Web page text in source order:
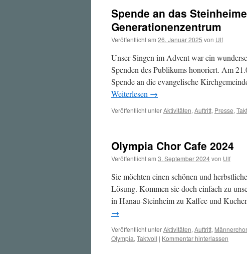
Spende an das
Generationenzentrum
Veröffentlicht am 26. Januar 2025 von Ulf
Unser Singen im Advent war ein
Spenden des Publikums honoriert. Am
Spende an die evangelische
Weiterlesen →
Veröffentlicht unterAktivitäten, Auftritt, Presse,
Olympia Chor Cafe 2024
Veröffentlicht am 3. September 2024von Ulf
Sie möchten einen schönen und
Lösung. Kommen sie doch einfach zu
in Hanau-Steinheim zu Kaffee und
→
Veröffentlicht unterAktivitäten, Auftritt, Männerchor
Olympia, Taktvoll | Kommentar hinterlassen